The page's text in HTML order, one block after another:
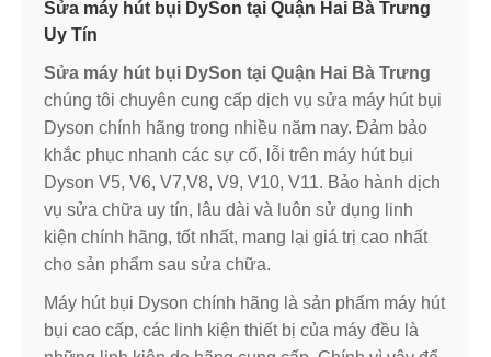
Sửa máy hút bụi DySon tại Quận Hai Bà Trưng
Uy Tín
Sửa máy hút bụi DySon tại Quận Hai Bà Trưng
chúng tôi chuyên cung cấp dịch vụ sửa máy hút bụi
Dyson chính hãng trong nhiều năm nay. Đảm bảo
khắc phục nhanh các sự cố, lỗi trên máy hút bụi
Dyson V5, V6, V7,V8, V9, V10, V11. Bảo hành dịch
vụ sửa chữa uy tín, lâu dài và luôn sử dụng linh
kiện chính hãng, tốt nhất, mang lại giá trị cao nhất
cho sản phẩm sau sửa chữa.
Máy hút bụi Dyson chính hãng là sản phẩm máy hút
bụi cao cấp, các linh kiện thiết bị của máy đều là